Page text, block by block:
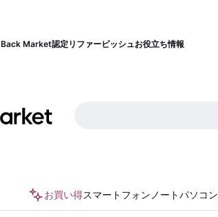
Back Market認定リファービッシュお役立ち情報
お買い得スマートフォン ノートパソコン